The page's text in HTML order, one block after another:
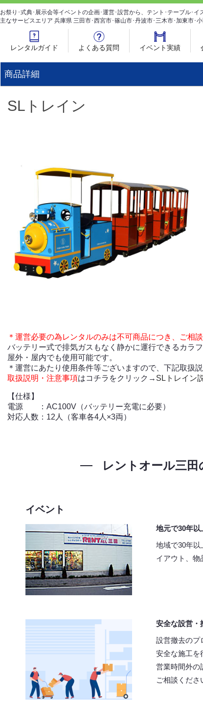
お祭り･式典･展示会等イベントの企画･運営･設営から、テント･テーブル･
主なサービスエリア 兵庫県 三田市･西宮市･篠山市･丹波市･三木市･加東市
レンタルガイド よくある質問 イベント実績
商品詳細
SLトレイン
＊運営必要の為レンタルのみは不可商品につき、ご相談
バッテリー式で排気ガスもなく静かに運行できるカラフ
屋外・屋内でも使用可能です。
＊運営にあたり使用条件等ございますので、下記取扱
取扱説明・注意事項はコチラをクリック→ SLトレイン
【仕様】
電源 ：AC100V（バッテリー充電に必要）
対応人数：12人（客車各4人×3両）
レントオール三田
イベント
地元で30年以
地域で30年以
イアウト、物
安全な設営・
設営撤去のプ
安全な施工を
営業時間外の
ご相談くださ